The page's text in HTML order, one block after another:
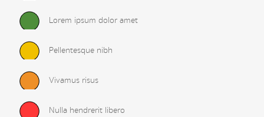
Lorem ipsum dolor amet
Pellentesque nibh
Vivamus risus
Nulla hendrerit libero